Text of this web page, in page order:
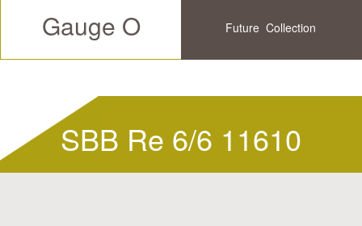
Gauge O Future Collection
SBB Re 6/6 11610